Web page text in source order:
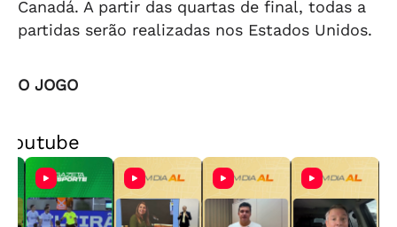
Canadá. A partir das quartas de final, todas a
partidas serão realizadas nos Estados Unidos.
O JOGO